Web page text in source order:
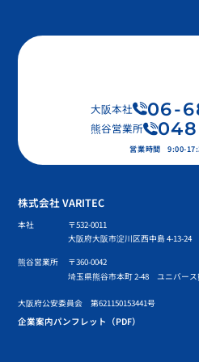
大阪本社 06-
熊谷営業所
営業時間 9:00-
株式会社 VARITEC
本社
〒532-0011
大阪府大阪市淀川区西中島 4-13-24
熊谷営業所
〒360-0042
埼玉県熊谷市本町 2-48 ユニバース
大阪府公安委員会 第621150153441号
企業案内パンフレット（PDF）